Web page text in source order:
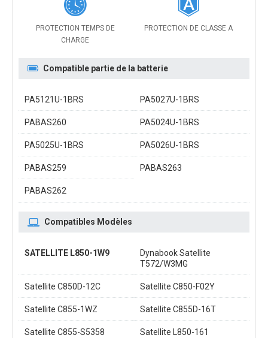
PROTECTION TEMPS DE
CHARGE
PROTECTION DE CLASSE A
Compatible partie de la batterie
PA5121U-1BRS PA5027U-1BRS
PABAS260 PA5024U-1BRS
PA5025U-1BRS PA5026U-1BRS
PABAS259 PABAS263
PABAS262
Compatibles Modèles
SATELLITE L850-1W9
Dynabook Satellite
T572/W3MG
Satellite C850D-12C Satellite C850-F02Y
Satellite C855-1WZ Satellite C855D-16T
Satellite C855-S5358 Satellite L850-161